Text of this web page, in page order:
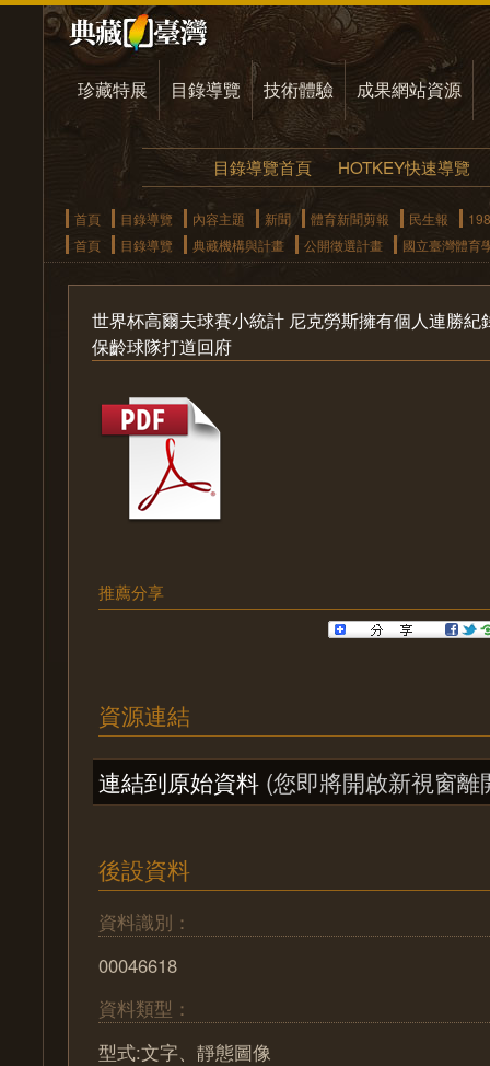
珍藏特展 目錄導覽 技術體驗 成果網站資源
目錄導覽首頁 HOTKEY快速導覽
首頁 目錄導覽 內容主題 新聞 體育新聞剪報 民生報
首頁
目錄導覽 典藏機構與計畫 公開徵選計畫 國立臺灣體育
世界杯高爾夫球賽小統計 尼克勞斯擁有個人連勝
保齡球隊打道回府
推薦分享
資源連結
連結到原始資料 (您即將開啟新視窗離
後設資料
資料識別：
00046618
資料類型：
型式:文字、靜態圖像